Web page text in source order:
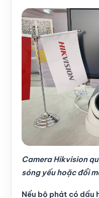
Camera Hikvision
sóng yếu hoặc đổi
Nếu bộ phát có dấu